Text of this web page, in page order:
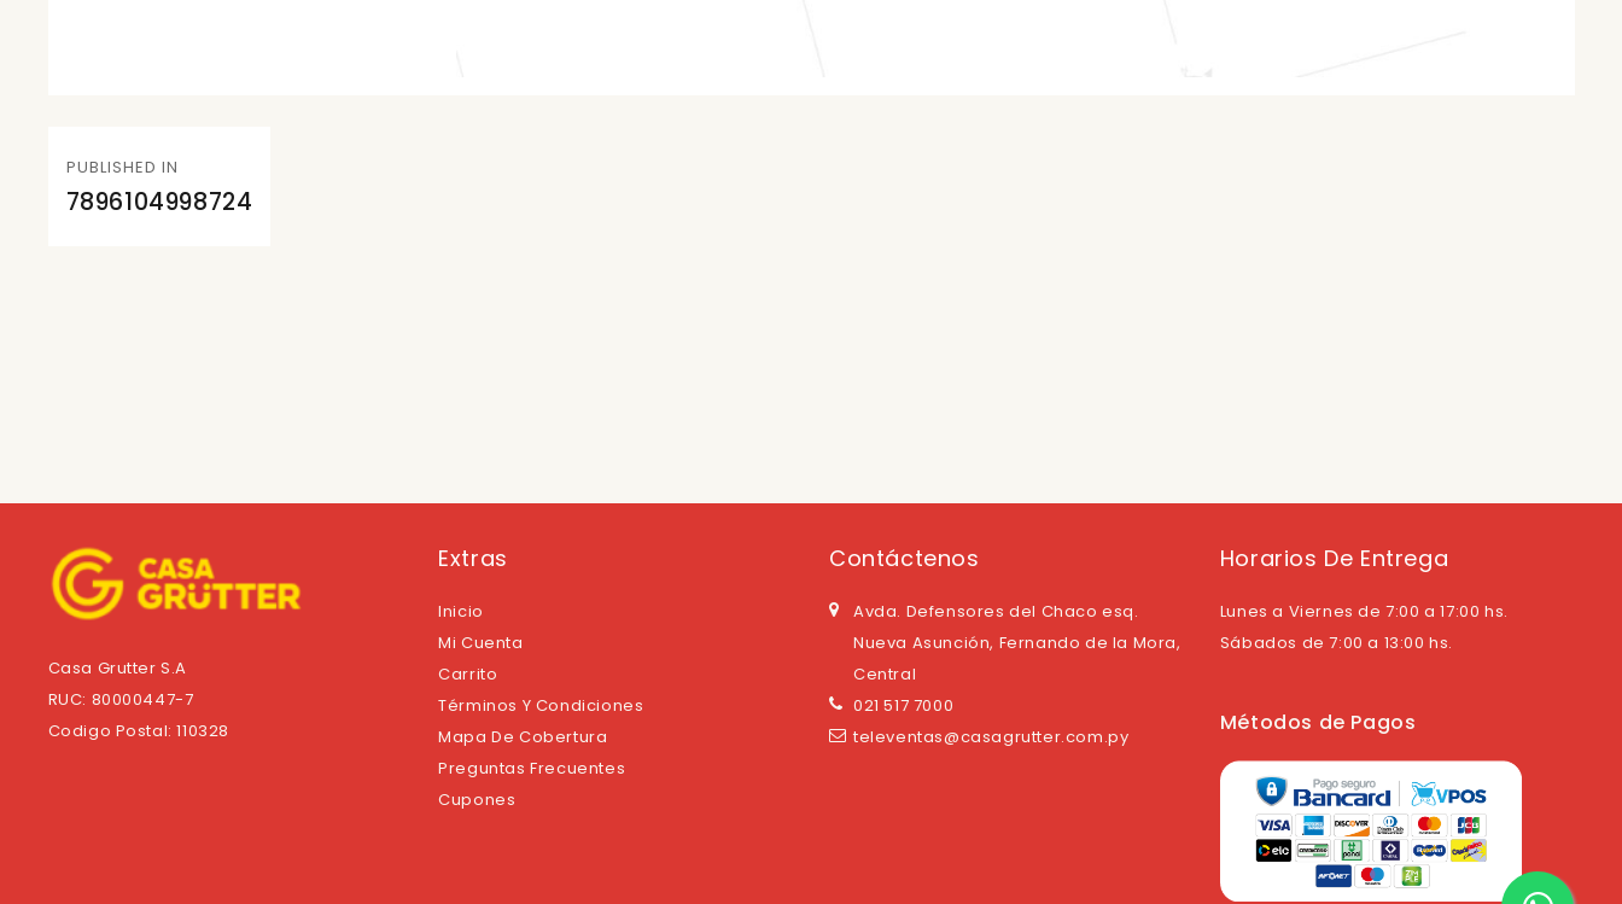
de
entradas
PUBLISHED IN
7896104998724
Casa Grutter S.A
RUC: 80000447-7
Codigo Postal: 110328
Extras
Inicio
Mi Cuenta
Carrito
Términos Y Condiciones
Mapa De Cobertura
Preguntas Frecuentes
Cupones
Contáctenos
Avda. Defensores del Chaco esq.
Nueva Asunción, Fernando de la Mora,
Central
021 517 7000
televentas@casagrutter.com.py
Horarios De Entrega
Lunes a Viernes de 7:00 a 17:00 hs.
Sábados de 7:00 a 13:00 hs.
Métodos de Pagos